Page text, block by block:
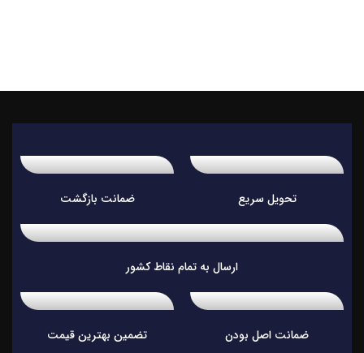
تحویل سریع ضمانت بازگشت
ارسال به تمام نقاط کشور
ضمانت اصل بودن تضمین بهترین قیمت